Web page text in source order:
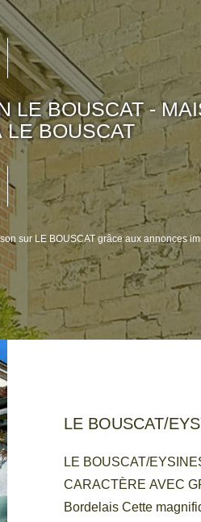
LE BOUSCAT -
LE BOUSCAT
sur LE BOUSCAT grâce aux annonces
LE BOUSCAT/
CARACTÈRE AVEC GRAND JARDIN à 2 pas du golf
Bordelais Cette